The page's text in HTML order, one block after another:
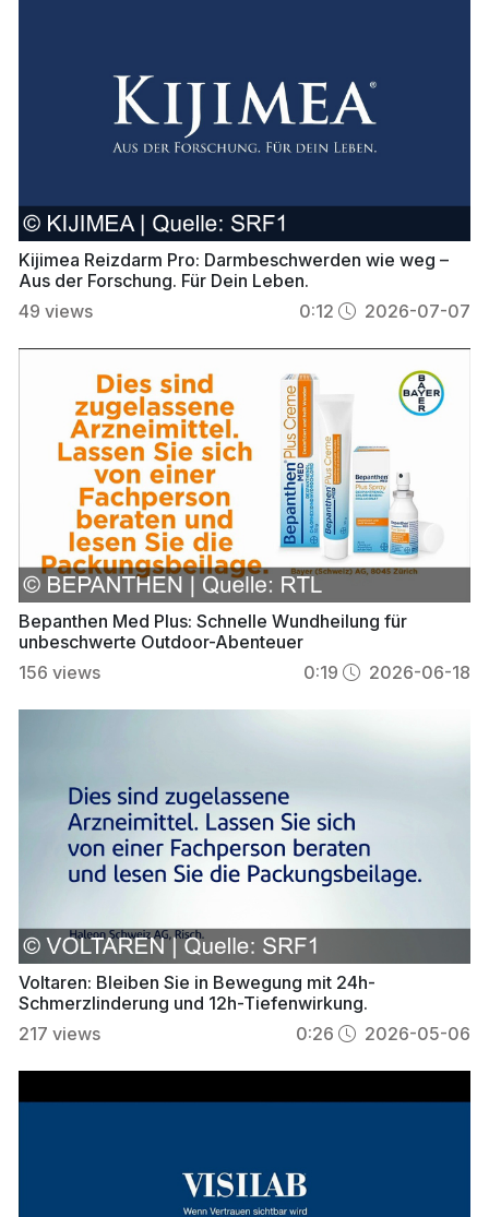
Kijimea Reizdarm Pro: Darmbeschwerden wie weg –
Aus der Forschung. Für Dein Leben.
49 views 0:12 2026-07-07
Bepanthen Med Plus: Schnelle Wundheilung für
unbeschwerte Outdoor-Abenteuer
156 views 0:19 2026-06-18
Voltaren: Bleiben Sie in Bewegung mit 24h-
Schmerzlinderung und 12h-Tiefenwirkung.
217 views 0:26 2026-05-06